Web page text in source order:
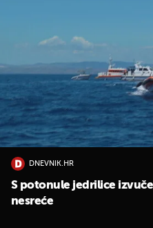
DNEVNIK.HR
S potonule jedrilice
nesreće